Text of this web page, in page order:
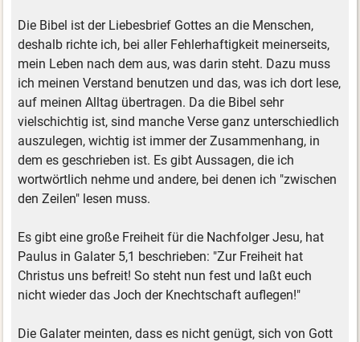
Die Bibel ist der Liebesbrief Gottes an die Menschen,
deshalb richte ich, bei aller Fehlerhaftigkeit meinerseits,
mein Leben nach dem aus, was darin steht. Dazu muss
ich meinen Verstand benutzen und das, was ich dort lese,
auf meinen Alltag übertragen. Da die Bibel sehr
vielschichtig ist, sind manche Verse ganz unterschiedlich
auszulegen, wichtig ist immer der Zusammenhang, in
dem es geschrieben ist. Es gibt Aussagen, die ich
wortwörtlich nehme und andere, bei denen ich "zwischen
den Zeilen" lesen muss.
Es gibt eine große Freiheit für die Nachfolger Jesu, hat
Paulus in Galater 5,1 beschrieben: "Zur Freiheit hat
Christus uns befreit! So steht nun fest und laßt euch
nicht wieder das Joch der Knechtschaft auflegen!"
Die Galater meinten, dass es nicht genügt, sich von Gott